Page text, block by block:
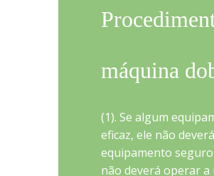
máquina
(1). Se algum
eficaz, ele não
equipamento
não deverá operar a